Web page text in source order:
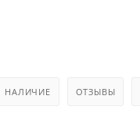
НАЛИЧИЕ ОТЗЫВЫ